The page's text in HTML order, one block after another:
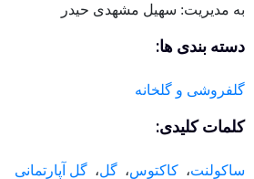
به مدیریت: سهیل مشهدی حیدر
دسته بندی ها:
گلفروشی و گلخانه
کلمات کلیدی:
ساکولنت، کاکتوس، گل، گل آپارتمانی